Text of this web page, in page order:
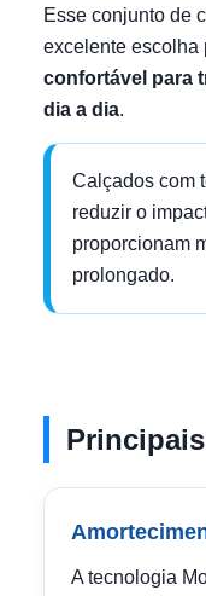
Esse conjunto de
excelente escolha
confortável para
dia a dia.
Calçados com
reduzir o
proporcionam
prolongado.
A tecnologia